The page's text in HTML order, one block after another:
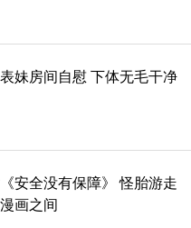
演的黛安娜(Diane)。她是
她一直对母亲怀恨在心，并
种指责。
饰)迷住了。裘德是当地的
年龄相仿，长相英俊，善解
切斯·克劳福德饰)心心相
是屠夫。年轻的杰克迷上了
馆服务员，她羞涩的微笑和
妹房间自慰 下体无毛干净
安全没有保障》 怪胎游走
画之间